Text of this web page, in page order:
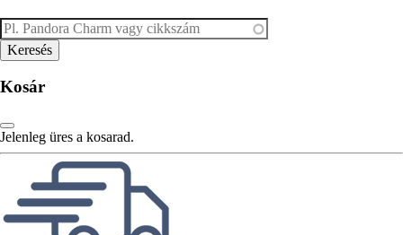
Kosár
Jelenleg üres a kosarad.